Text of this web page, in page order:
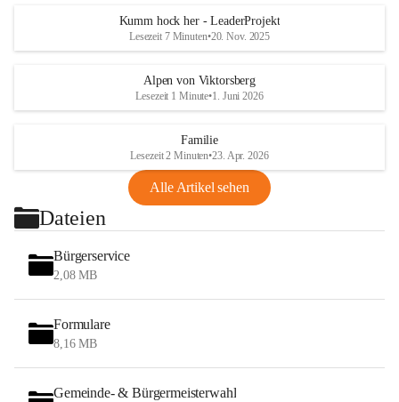
Kumm hock her - LeaderProjekt
Lesezeit 7 Minuten•20. Nov. 2025
Alpen von Viktorsberg
Lesezeit 1 Minute•1. Juni 2026
Familie
Lesezeit 2 Minuten•23. Apr. 2026
Alle Artikel sehen
Dateien
Bürgerservice
2,08 MB
Formulare
8,16 MB
Gemeinde- & Bürgermeisterwahl